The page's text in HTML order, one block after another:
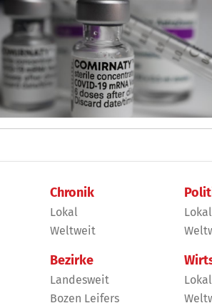
Chronik
Lokal
Weltweit
Bezirke
Landesweit
Bozen Leifers
Lokal
Lokal